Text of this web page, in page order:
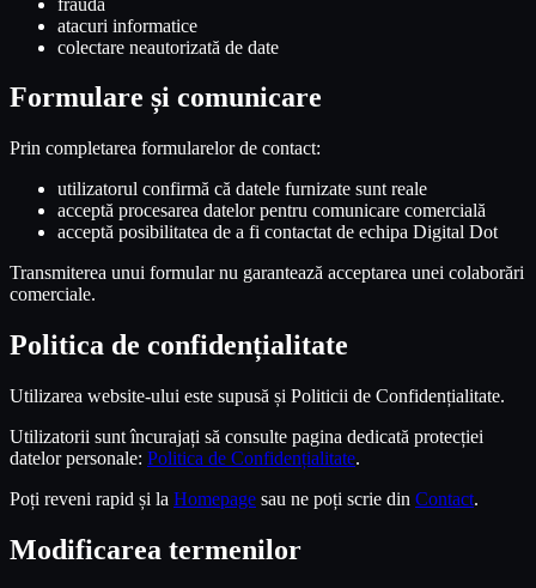
atacuri informatice
colectare neautorizată de date
Formulare și comunicare
Prin completarea formularelor de contact:
utilizatorul confirmă că datele furnizate sunt reale
acceptă procesarea datelor pentru comunicare comercială
acceptă posibilitatea de a fi contactat de echipa Digital Dot
Transmiterea unui formular nu garantează acceptarea unei colaborări
comerciale.
Politica de confidențialitate
Utilizarea website-ului este supusă și Politicii de Confidențialitate.
Utilizatorii sunt încurajați să consulte pagina dedicată protecției
datelor personale: Politica de Confidențialitate.
Poți reveni rapid și la Homepage sau ne poți scrie din Contact.
Modificarea termenilor